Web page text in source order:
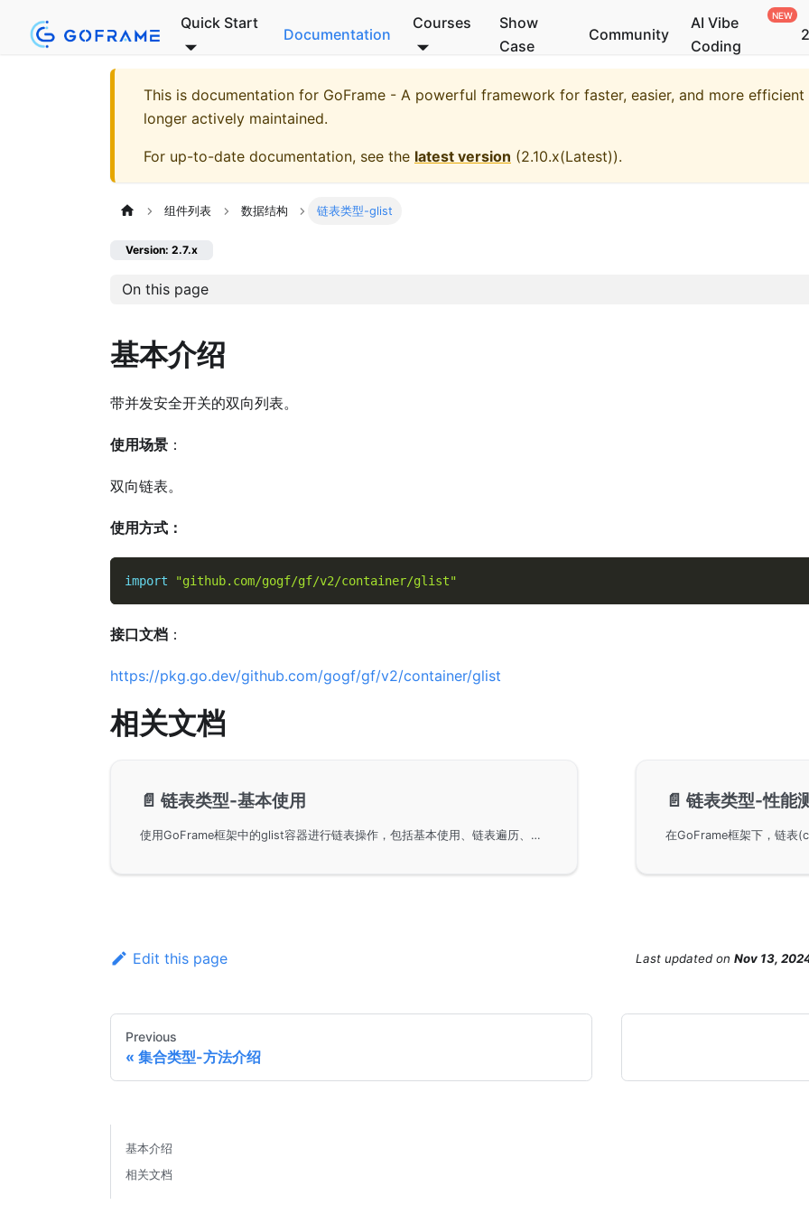
Quick Start
Documentation
Courses
Show
Case
Community
AI Vibe
Coding
This is documentation for GoFrame - A powerful framework for faster, easier, and more
longer actively maintained.
For up-to-date documentation, see the latest version (2.10.x(Latest)).
组件列表 数据结构 链表类型-glist
Version: 2.7.x
On this page
基本介绍
带并发安全开关的双向列表。
使用场景 ：
双向链表。
使用方式：
import "github.com/gogf/gf/v2/container/glist"
接口文档 ：
https://pkg.go.dev/github.com/gogf/gf/v2/container/glist
相关文档
📄️ 链表类型-基本使用
使用GoFrame框架中的glist容器进行链表操作，包括基本使用、链表遍历、元素入栈与出栈、插入与移动操作、串联与移除操作以及JSON序列化反序列化。示例代码展示了在非并发安全与并发安全场景下的不同操作，帮助理解Go语言中链表的应用。
📄️ 链表类型-性能
Edit this page Last updated on Nov 13,
Previous
集合类型-方法介绍
基本介绍
相关文档